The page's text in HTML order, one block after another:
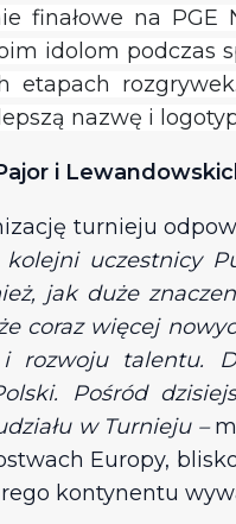
finałowe na
idolom podczas
etapach
nazwę i
i
turnieju
uczestnicy
jak duże
coraz więcej
i rozwoju talentu.
Pośród
w Turnieju –
Europy,
kontynentu